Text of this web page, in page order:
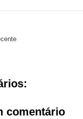
comentário